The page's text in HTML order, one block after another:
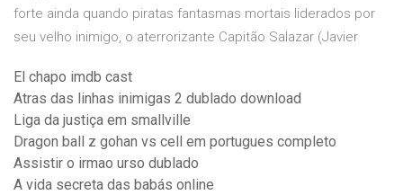
forte ainda quando piratas fantasmas mortais liderados por
seu velho inimigo, o aterrorizante Capitão Salazar (Javier
El chapo imdb cast
Atras das linhas inimigas 2 dublado download
Liga da justiça em smallville
Dragon ball z gohan vs cell em portugues completo
Assistir o irmao urso dublado
A vida secreta das babás online